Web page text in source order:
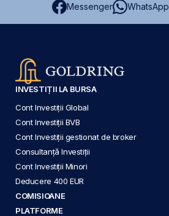
Messenger WhatsApp
INVESTIȚII LA BURSA
Cont Investiții Global
Cont Investiții BVB
Cont Investiții gestionat de broker
Consultanță Investiții
Cont Investiții Minori
Deducere 400 EUR
COMISIOANE
PLATFORME